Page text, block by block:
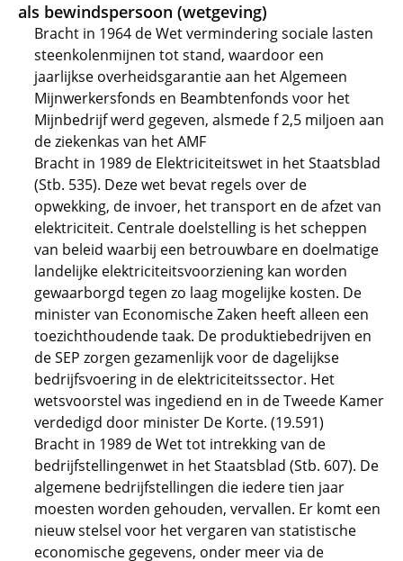
als bewindspersoon (wetgeving)
Bracht in 1964 de Wet vermindering sociale lasten
steenkolenmijnen tot stand, waardoor een
jaarlijkse overheidsgarantie aan het Algemeen
Mijnwerkersfonds en Beambtenfonds voor het
Mijnbedrijf werd gegeven, alsmede f 2,5 miljoen aan
de ziekenkas van het AMF
Bracht in 1989 de Elektriciteitswet in het Staatsblad
(Stb. 535). Deze wet bevat regels over de
opwekking, de invoer, het transport en de afzet van
elektriciteit. Centrale doelstelling is het scheppen
van beleid waarbij een betrouwbare en doelmatige
landelijke elektriciteitsvoorziening kan worden
gewaarborgd tegen zo laag mogelijke kosten. De
minister van Economische Zaken heeft alleen een
toezichthoudende taak. De produktiebedrijven en
de SEP zorgen gezamenlijk voor de dagelijkse
bedrijfsvoering in de elektriciteitssector. Het
wetsvoorstel was ingediend en in de Tweede Kamer
verdedigd door minister De Korte. (19.591)
Bracht in 1989 de Wet tot intrekking van de
bedrijfstellingenwet in het Staatsblad (Stb. 607). De
algemene bedrijfstellingen die iedere tien jaar
moesten worden gehouden, vervallen. Er komt een
nieuw stelsel voor het vergaren van statistische
economische gegevens, onder meer via de